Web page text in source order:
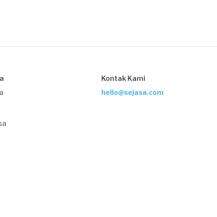
Kontak Kami
hello@sejasa.com